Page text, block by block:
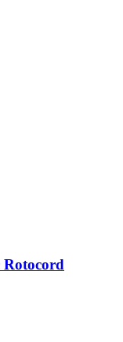
Rotocord